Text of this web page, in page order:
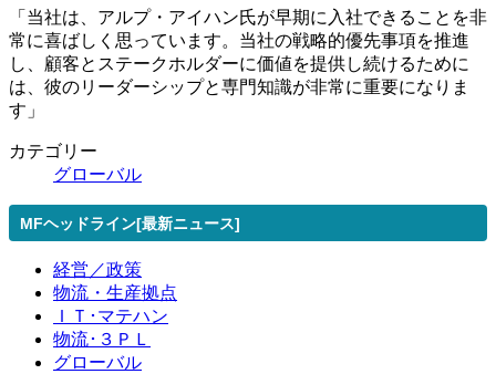
「当社は、アルプ・アイハン氏が早期に入社できることを非
常に喜ばしく思っています。当社の戦略的優先事項を推進
し、顧客とステークホルダーに価値を提供し続けるために
は、彼のリーダーシップと専門知識が非常に重要になりま
す」
カテゴリー
グローバル
MFヘッドライン[最新ニュース]
経営／政策
物流・生産拠点
ＩＴ･マテハン
物流･３ＰＬ
グローバル